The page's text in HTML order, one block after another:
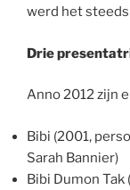
werd het
Drie
Anno 2012 zijn
Bibi (2001,
Sarah Bannier)
Bibi Dumon